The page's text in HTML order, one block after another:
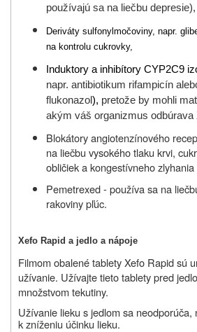
používajú sa na liečbu depresie),
Deriváty sulfonylmočoviny, napr.
na kontrolu cukrovky,
Induktory a inhibítory CYP2C9
napr. antibiotikum rifampicín
flukonazol), pretože by mohli
akým váš organizmus odbúrava
Blokátory angiotenzínového
na liečbu vysokého tlaku krvi,
obličiek a kongestívneho zlyhania
Pemetrexed - používa sa na
rakoviny pľúc.
Xefo Rapid a jedlo a nápoje
Filmom obalené tablety Xefo Rapid sú
užívanie. Užívajte tieto tablety pred
množstvom tekutiny.
Užívanie lieku s jedlom sa neodporúča,
k zníženiu účinku lieku.